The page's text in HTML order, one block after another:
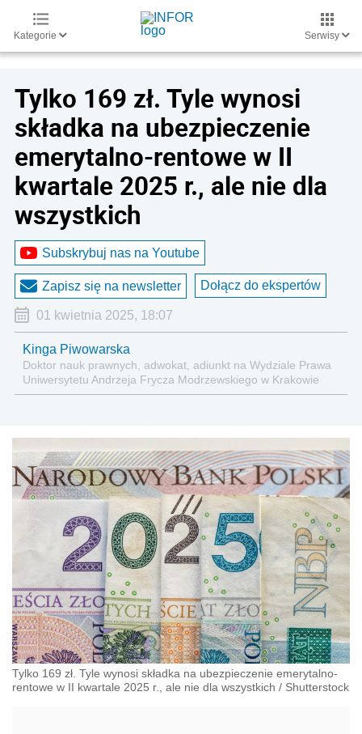
Kategorie Serwisy
Tylko 169 zł. Tyle wynosi
składka na ubezpieczenie
emerytalno-rentowe w II
kwartale 2025 r., ale nie dla
wszystkich
Subskrybuj nas na Youtube
Zapisz się na newsletter Dołącz do ekspertów
01 kwietnia 2025, 18:07
Kinga Piwowarska
Doktor nauk prawnych, adwokat, adiunkt na Wydziale Prawa
Uniwersytetu Andrzeja Frycza Modrzewskiego w Krakowie
oraz Rzecznik Akademicki ds. równego traktowania i
administracyjnoprawnych aspektach związanych z pracą i
pomocą socjalną.
Tylko 169 zł. Tyle wynosi składka na ubezpieczenie emerytalno-
rentowe w II kwartale 2025 r., ale nie dla wszystkich / Shutterstock